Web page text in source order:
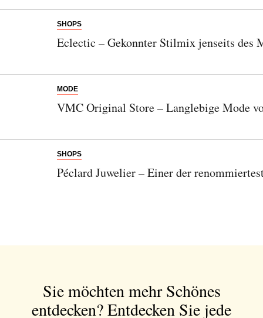
SHOPS
Eclectic – Gekonnter Stilmix jenseits des
MODE
VMC Original Store – Langlebige Mode
SHOPS
Péclard Juwelier – Einer der
Sie möchten mehr Schönes
entdecken?Entdecken Sie jede